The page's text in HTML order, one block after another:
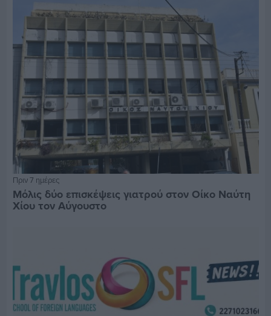
Πριν 7 ημέρες
Μόλις δύο επισκέψεις γιατρού στον Οίκο Ναύτη
Χίου τον Αύγουστο